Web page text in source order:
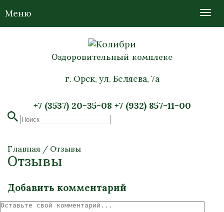
Оздоровительный комплекс
г. Орск, ул. Беляева, 7а
+7 (3537) 20-35-08 +7 (932) 857-11-00
Меню
Главная / Отзывы
Отзывы
Добавить комментарий